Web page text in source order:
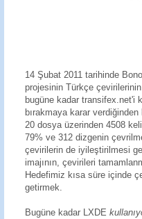
14 Şubat 2011 tarihinde
projesinin Türkçe
bugüne kadar transifex.net'i
bırakmaya karar
20 dosya üzerinden 4508
79% ve 312 dizgenin
çevirilerin de iyileştirilmesi
imajının, çevirileri
Hedefimiz kısa süre içinde
getirmek.
Bugüne kadar LXDE